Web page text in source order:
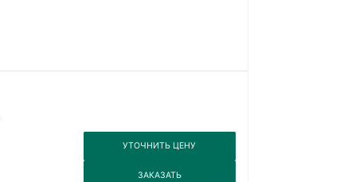
УТОЧНИТЬ ЦЕНУ
ЗАКАЗАТЬ